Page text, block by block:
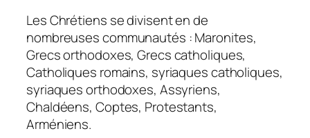
Les Chrétiens se divisent en de
nombreuses communautés : Maronites,
Grecs orthodoxes, Grecs catholiques,
Catholiques romains, syriaques catholiques,
syriaques orthodoxes, Assyriens,
Chaldéens, Coptes, Protestants,
Arméniens.